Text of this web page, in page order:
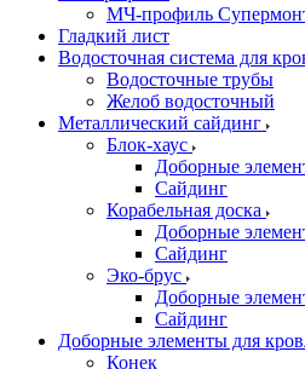
МЧ-профиль
Гладкий лист
Водосточная система для
Водосточные трубы
Желоб водосточный
Металлический сайдинг
Блок-хаус
Доборные
Сайдинг
Корабельная доска
Доборные
Сайдинг
Эко-брус
Доборные
Сайдинг
Доборные элементы для
Конек